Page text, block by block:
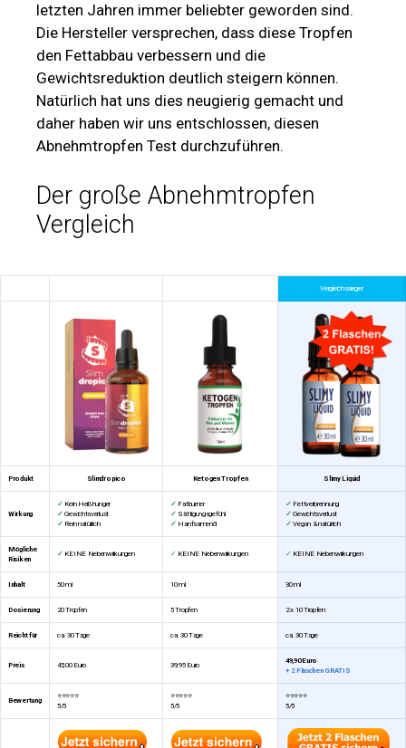
letzten Jahren immer beliebter geworden sind.
Die Hersteller versprechen, dass diese Tropfen
den Fettabbau verbessern und die
Gewichtsreduktion deutlich steigern können.
Natürlich hat uns dies neugierig gemacht und
daher haben wir uns entschlossen, diesen
Abnehmtropfen Test durchzuführen.
Der große Abnehmtropfen
Vergleich
Vergleichssieger
Produkt Slimdropico Ketogen Tropfen Slimy Liquid
Wirkung
✓ Kein Heißhunger
✓ Gewichtsverlust
✓ Rein natürlich
✓ Fatburner
✓ Sättigungsgefühl
✓ Hanfsamenöl
✓ Fettverbrennung
✓Gewichtsverlust
✓Vegan & natürlich
Mögliche
Risiken
✓ KEINE Nebenwirkungen ✓ KEINE Nebenwirkungen ✓ KEINE Nebenwirkungen
Inhalt 50 ml 10 ml 30 ml
Dosierung 20 Tropfen 5 Tropfen 2 x 10 Tropfen
Reicht für ca. 30 Tage ca. 30 Tage ca. 30 Tage
Preis 45,00 Euro 39,95 Euro
49,90 Euro
+ 2 Flaschen GRATIS
Bewertung
⭐⭐⭐⭐⭐
5/5
⭐⭐⭐⭐⭐
5/5
⭐⭐⭐⭐⭐
5/5